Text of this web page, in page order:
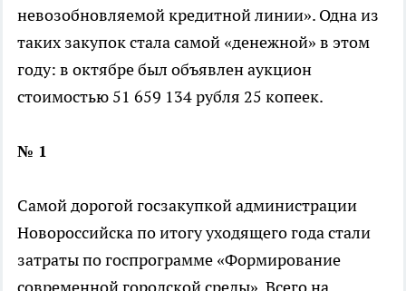
невозобновляемой кредитной линии». Одна из
таких закупок стала самой «денежной» в этом
году: в октябре был объявлен аукцион
стоимостью 51 659 134 рубля 25 копеек.
№ 1
Самой дорогой госзакупкой администрации
Новороссийска по итогу уходящего года стали
затраты по госпрограмме «Формирование